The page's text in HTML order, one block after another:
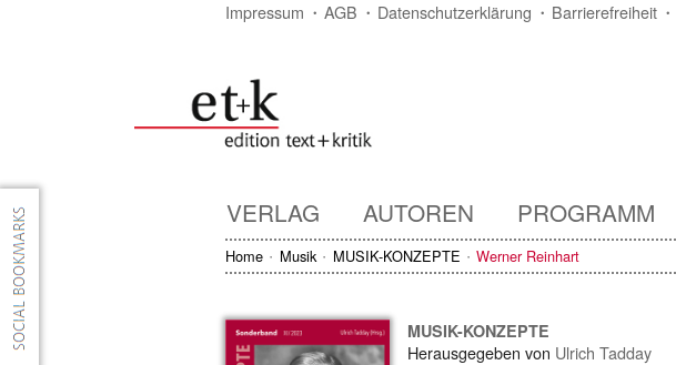
Impressum AGB Datenschutzerklärung Barrierefreiheit
VERLAG AUTOREN PROGRAMM
Home Musik MUSIK-KONZEPTE Werner Reinhart
MUSIK-KONZEPTE
Herausgegeben von Ulrich Tadday